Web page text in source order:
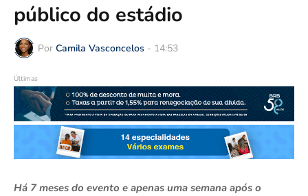
público do estádio
Por Camila Vasconcelos - 14:53
Últimas
Há 7 meses do evento e apenas uma semana após o